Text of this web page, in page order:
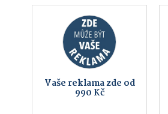
Vaše reklama zde od
990 Kč